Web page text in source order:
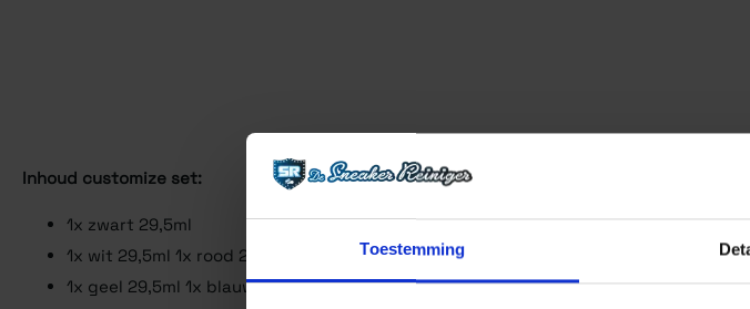
Toestemming
Inhoud customize set:
1x zwart 29,5ml
1x wit 29,5ml 1x rood 29.5ml
1x geel 29,5ml 1x blauw 29.5ml